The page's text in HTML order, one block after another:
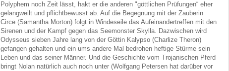
Polyphem noch Zeit lässt, hakt er die anderen "göttlichen Prüfungen“ eher
gelangweilt und pflichtbewusst ab. Auf die Begegnung mit der Zauberin
Circe (Samantha Morton) folgt in Windeseile das Aufeinandertreffen mit den
Sirenen und der Kampf gegen das Seemonster Skylla. Dazwischen wird
Odysseus sieben Jahre lang von der Göttin Kalypso (Charlize Theron)
gefangen gehalten und ein ums andere Mal bedrohen heftige Stürme sein
Leben und das seiner Männer. Und die Geschichte vom Trojanischen Pferd
bringt Nolan natürlich auch noch unter (Wolfgang Petersen hat darüber vor